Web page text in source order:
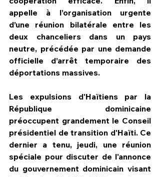
appelle à l’organisation urgente
d’une réunion bilatérale entre les
deux chanceliers dans un pays
neutre, précédée par une demande
officielle d’arrêt temporaire des
déportations massives.
Les expulsions d'Haïtiens par la
République dominicaine
préoccupent grandement le Conseil
présidentiel de transition d'Haïti. Ce
dernier a tenu, jeudi, une réunion
spéciale pour discuter de l'annonce
du gouvernement dominicain visant